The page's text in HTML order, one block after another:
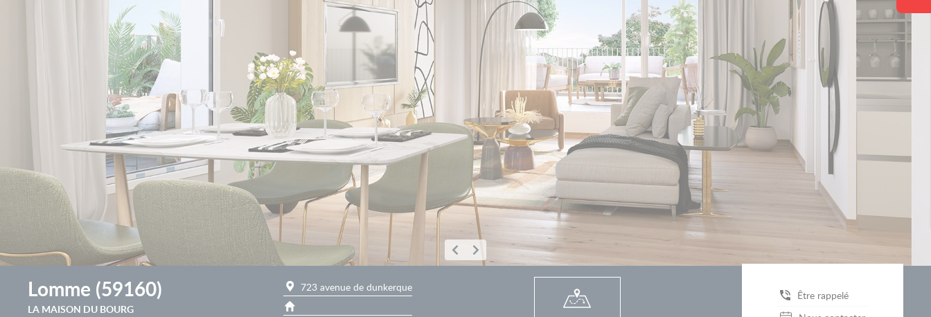
Lomme (59160)
LA MAISON DU BOURG
723 avenue de dunkerque
Être rappelé